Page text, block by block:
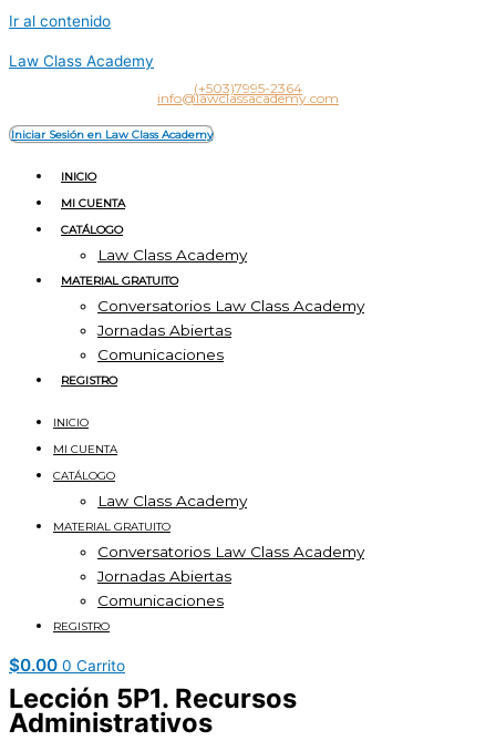
Ir al contenido
Law Class Academy
(+503)7995-2364
info@lawclassacademy.com
Iniciar Sesión en Law Class Academy
INICIO
MI CUENTA
CATÁLOGO
Law Class Academy
MATERIAL GRATUITO
Conversatorios Law Class Academy
Jornadas Abiertas
Comunicaciones
REGISTRO
INICIO
MI CUENTA
CATÁLOGO
Law Class Academy
MATERIAL GRATUITO
Conversatorios Law Class Academy
Jornadas Abiertas
Comunicaciones
REGISTRO
$0.00 0 Carrito
Lección 5P1. Recursos
Administrativos